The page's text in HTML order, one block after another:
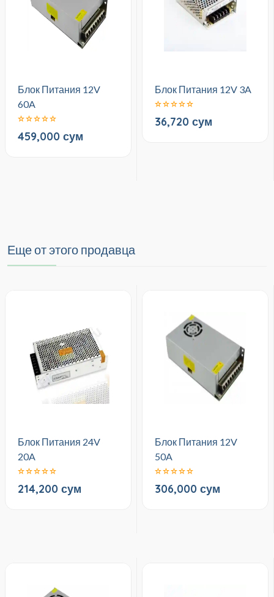
Блок Питания 12V
60A
459,000 сум
Блок Питания 12V 3A
36,720 сум
Еще от этого продавца
Блок Питания 24V
20A
214,200 сум
Блок Питания 12V
50A
306,000 сум